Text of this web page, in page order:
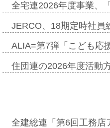
全宅連2026年度事業、
JERCO、18期定時社
ALIA=第7弾「こども応
住団連の2026年度活動
全建総連「第6回工務